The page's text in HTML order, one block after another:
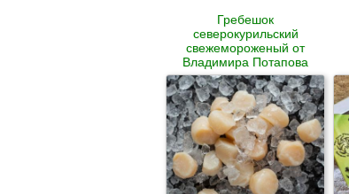
Гребешок
северокурильский
свежемороженый от
Владимира Потапова